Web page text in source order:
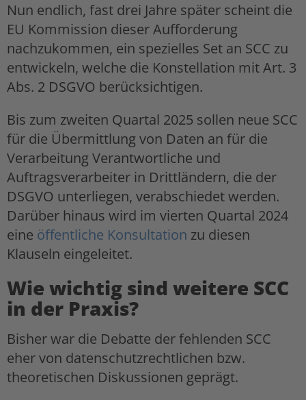
Nun endlich, fast drei Jahre später scheint die
EU Kommission dieser Aufforderung
nachzukommen, ein spezielles Set an SCC zu
entwickeln, welche die Konstellation mit Art. 3
Abs. 2 DSGVO berücksichtigen.
Bis zum zweiten Quartal 2025 sollen neue SCC
für die Übermittlung von Daten an für die
Verarbeitung Verantwortliche und
Auftragsverarbeiter in Drittländern, die der
DSGVO unterliegen, verabschiedet werden.
Darüber hinaus wird im vierten Quartal 2024
eine öffentliche Konsultation zu diesen
Klauseln eingeleitet.
Wie wichtig sind weitere SCC
in der Praxis?
Bisher war die Debatte der fehlenden SCC
eher von datenschutzrechtlichen bzw.
theoretischen Diskussionen geprägt.